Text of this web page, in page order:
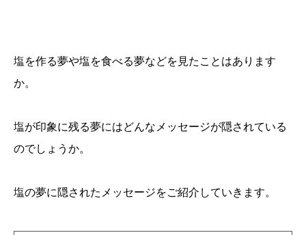
塩を作る夢や塩を食べる夢などを見たことはあります
か。
塩が印象に残る夢にはどんなメッセージが隠されている
のでしょうか。
塩の夢に隠されたメッセージをご紹介していきます。